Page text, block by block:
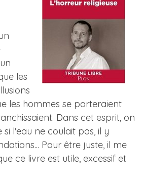
les
les hommes se porteraient
Dans cet esprit, on
si l'eau ne coulait pas, il y
Pour être juste, il me
ce livre est utile, excessif et